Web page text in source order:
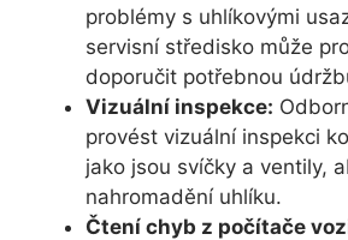
problémy s uhlíkovými
servisní středisko může
doporučit potřebnou
Vizuální inspekce:
provést vizuální inspekci
jako jsou svíčky a ventily,
nahromadění uhlíku.
Čtení chyb z počítače